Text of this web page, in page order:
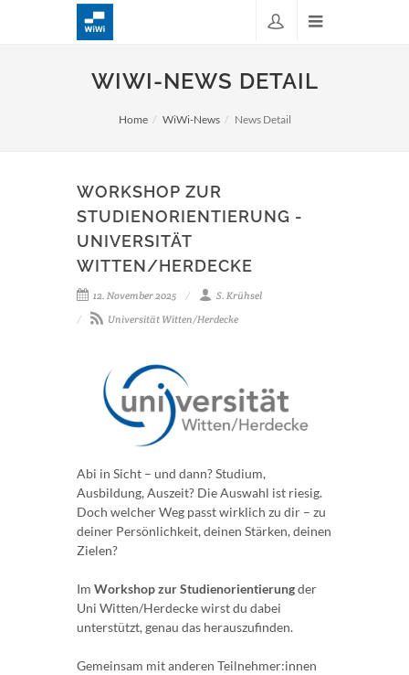
WIWI-NEWS DETAIL
Home WiWi-News News Detail
WORKSHOP ZUR
STUDIENORIENTIERUNG -
UNIVERSITÄT
WITTEN/HERDECKE
12. November 2025
S. Krühsel
Universität Witten/Herdecke
Abi in Sicht – und dann? Studium,
Ausbildung, Auszeit? Die Auswahl ist riesig.
Doch welcher Weg passt wirklich zu dir – zu
deiner Persönlichkeit, deinen Stärken, deinen
Zielen?
Im Workshop zur Studienorientierungder
Uni Witten/Herdecke wirst du dabei
unterstützt, genau das herauszufinden.
Gemeinsam mit anderen Teilnehmer:innen